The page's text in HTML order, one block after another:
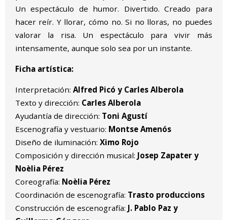
Un espectáculo de humor. Divertido. Creado para
hacer reír. Y llorar, cómo no. Si no lloras, no puedes
valorar la risa. Un espectáculo para vivir más
intensamente, aunque solo sea por un instante.
Ficha artística:
Interpretación: Alfred Picó y Carles Alberola
Texto y dirección: Carles Alberola
Ayudantía de dirección: Toni Agustí
Escenografía y vestuario: Montse Amenós
Diseño de iluminación: Ximo Rojo
Composición y dirección musical: Josep Zapater y
Noèlia Pérez
Coreografía: Noèlia Pérez
Coordinación de escenografía: Trasto produccions
Construcción de escenografía: J. Pablo Paz y